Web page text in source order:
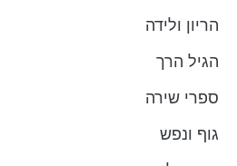
הריון ולידה
הגיל הרך
ספרי שירה
גוף ונפש